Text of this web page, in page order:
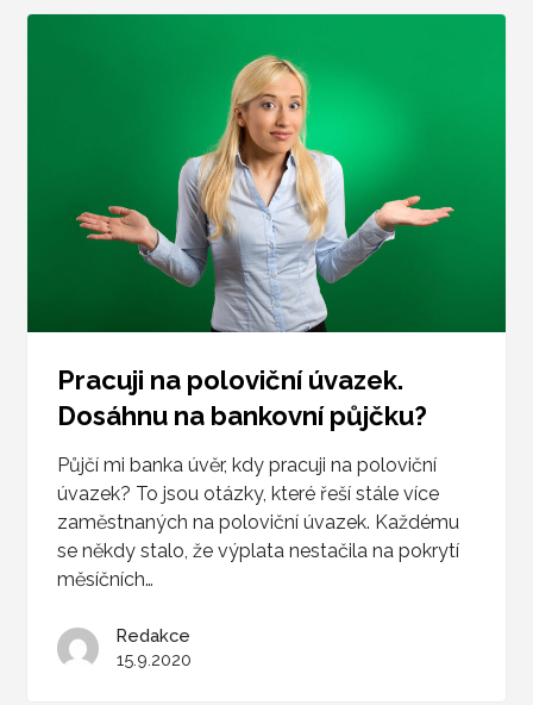
Pracuji na poloviční úvazek.
Dosáhnu na bankovní půjčku?
Půjčí mi banka úvěr, kdy pracuji na poloviční
úvazek? To jsou otázky, které řeší stále více
zaměstnaných na poloviční úvazek. Každému
se někdy stalo, že výplata nestačila na pokrytí
měsíčních…
Redakce
15.9.2020